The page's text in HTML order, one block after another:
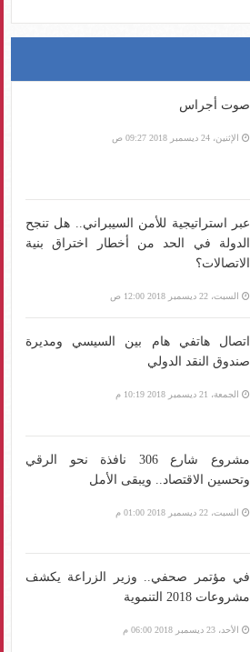
صوت أجراس
الإثنين، 24 ديسمبر 2018 09:27 ص
عبر استراتيجية للأمن السيبراني.. هل تنجح
الدولة في الحد من أخطار اختراق بنية
الاتصالات؟
السبت، 22 ديسمبر 2018 12:00 ص
اتصال هاتفي هام بين السيسي ومديرة
صندوق النقد الدولي
الجمعة، 21 ديسمبر 2018 10:19 م
مشروع شارع 306 نافذة نحو الرقي
وتحسين الاقتصاد.. ويبقى الأمل
السبت، 22 ديسمبر 2018 01:00 م
في مؤتمر صحفي.. وزير الزراعة يكشف
مشروعات 2018 التنموية
الأحد، 23 ديسمبر 2018 06:00 م